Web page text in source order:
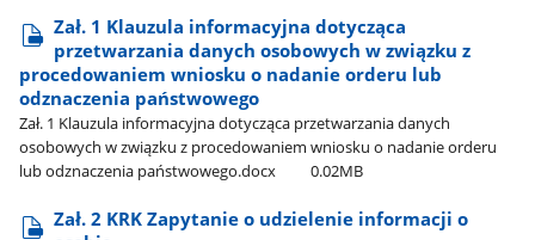
Zał. 1 Klauzula informacyjna dotycząca
przetwarzania danych osobowych w związku z
procedowaniem wniosku o nadanie orderu lub
odznaczenia państwowego
Zał. 1 Klauzula informacyjna dotycząca przetwarzania danych
osobowych w związku z procedowaniem wniosku o nadanie orderu
lub odznaczenia państwowego.docx
0.02MB
Zał. 2 KRK Zapytanie o udzielenie informacji o